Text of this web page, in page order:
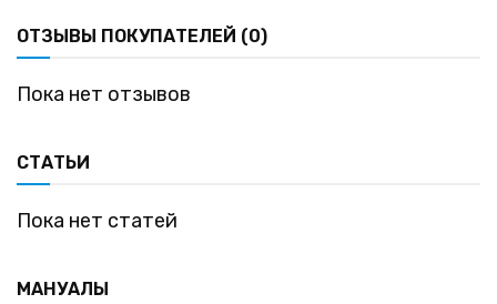
ОТЗЫВЫ ПОКУПАТЕЛЕЙ (0)
Пока нет отзывов
СТАТЬИ
Пока нет статей
МАНУАЛЫ